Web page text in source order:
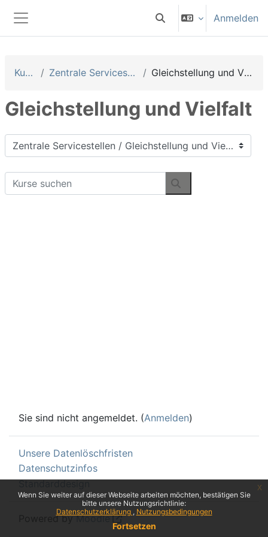
Wenn Sie weiter auf dieser Webseite arbeiten möchten, bestätigen Sie
bitte unsere Nutzungsrichtlinie:
Datenschutzerklärung
Nutzungsbedingungen
Fortsetzen
x
Website-Übersicht
Sucheingabe umschalten
Anmelden
Kurse Zentrale Servicestellen Gleichstellung und Vielfalt
Gleichstellung und Vielfalt
Kursbereiche
Kurse suchen
Kurse suchen
Sie sind nicht angemeldet. (Anmelden)
Unsere Datenlöschfristen
Datenschutzinfos
Standarddesign
Powered byMoodle